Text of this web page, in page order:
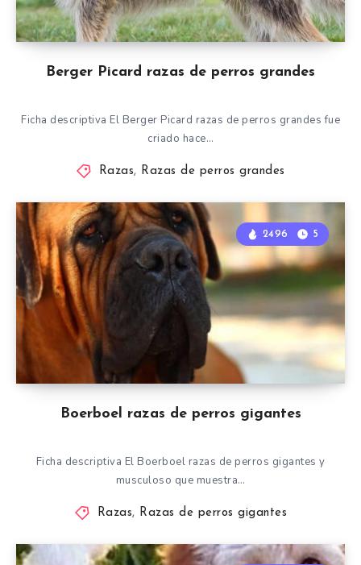
Berger Picard razas de perros grandes
Ficha descriptiva El Berger Picard razas de perros grandes fue
criado hace…
Razas, Razas de perros grandes
Boerboel razas de perros gigantes
2496 5
Ficha descriptiva El Boerboel razas de perros gigantes y
musculoso que muestra…
Razas, Razas de perros gigantes